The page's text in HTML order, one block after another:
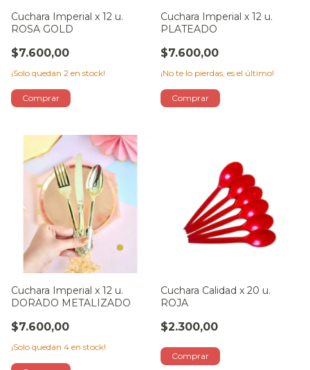
Cuchara Imperial x 12 u.
ROSA GOLD
$7.600,00
¡Solo quedan 2 en stock!
Cuchara Imperial x 12 u.
PLATEADO
$7.600,00
¡No te lo pierdas, es el último!
Cuchara Imperial x 12 u.
DORADO METALIZADO
$7.600,00
¡Solo quedan 4 en stock!
Cuchara Calidad x 20 u.
ROJA
$2.300,00